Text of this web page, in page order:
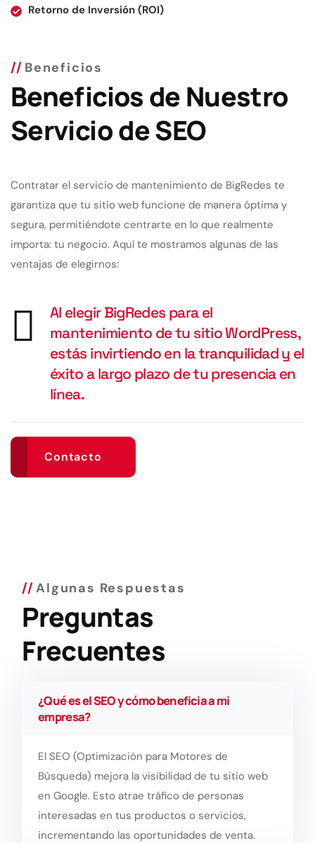
Retorno de Inversión (ROI)
Beneficios
Beneficios de Nuestro
Servicio de SEO
Contratar el servicio de mantenimiento de BigRedes te
garantiza que tu sitio web funcione de manera óptima y
segura, permitiéndote centrarte en lo que realmente
importa: tu negocio. Aquí te mostramos algunas de las
ventajas de elegirnos:
Al elegir BigRedes para el
mantenimiento de tu sitio WordPress,
estás invirtiendo en la tranquilidad y el
éxito a largo plazo de tu presencia en
línea.
Contacto
Algunas Respuestas
Preguntas
Frecuentes
¿Qué es el SEO y cómo beneficia a mi
empresa?
El SEO (Optimización para Motores de
Búsqueda) mejora la visibilidad de tu sitio web
en Google. Esto atrae tráfico de personas
interesadas en tus productos o servicios,
incrementando las oportunidades de venta.